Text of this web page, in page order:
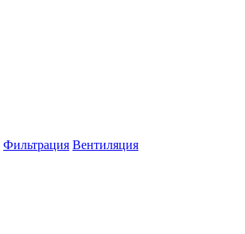
Фильтрация Вентиляция